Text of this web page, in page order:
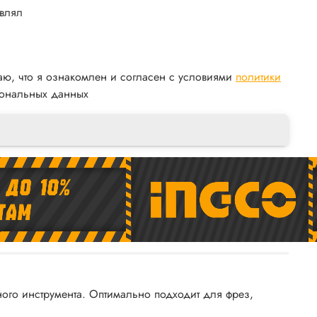
что я ознакомлен и согласен с условиями политики
данных
инструмента. Оптимально подходит для фрез,